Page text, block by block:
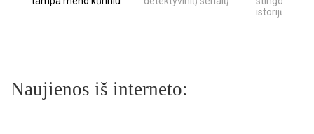
istorijų
Naujienos iš interneto: